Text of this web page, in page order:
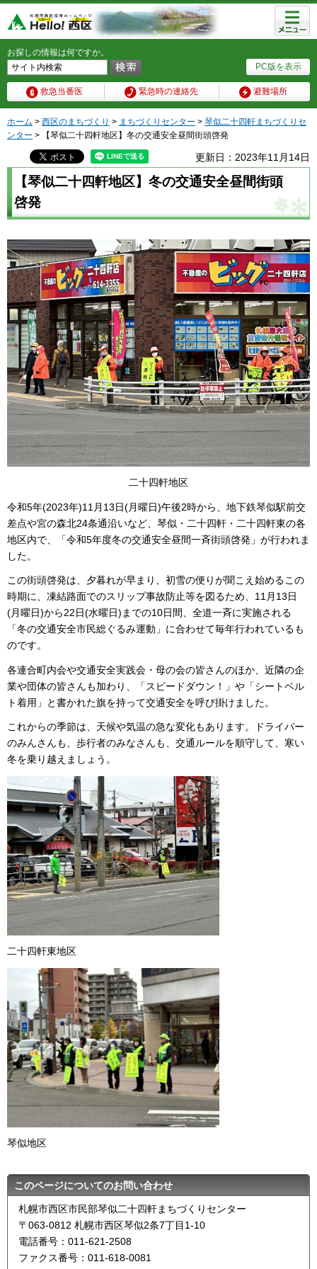
PC版を表示
お探しの情報は何ですか。
救急当番医 緊急時の連絡先 避難場所
メニュ
ー
ホーム > 西区のまちづくり > まちづくりセンター > 琴似二十四軒まちづくりセ
ンター > 【琴似二十四軒地区】冬の交通安全昼間街頭啓発
更新日：2023年11月14日
【琴似二十四軒地区】冬の交通安全昼間街頭
啓発
二十四軒地区
令和5年(2023年)11月13日(月曜日)午後2時から、地下鉄琴似駅前交
差点や宮の森北24条通沿いなど、琴似・二十四軒・二十四軒東の各
地区内で、「令和5年度冬の交通安全昼間一斉街頭啓発」が行われま
した。
この街頭啓発は、夕暮れが早まり、初雪の便りが聞こえ始めるこの
時期に、凍結路面でのスリップ事故防止等を図るため、11月13日
(月曜日)から22日(水曜日)までの10日間、全道一斉に実施される
「冬の交通安全市民総ぐるみ運動」に合わせて毎年行われているも
のです。
各連合町内会や交通安全実践会・母の会の皆さんのほか、近隣の企
業や団体の皆さんも加わり、「スピードダウン！」や「シートベル
ト着用」と書かれた旗を持って交通安全を呼び掛けました。
これからの季節は、天候や気温の急な変化もあります。ドライバー
のみんさんも、歩行者のみなさんも、交通ルールを順守して、寒い
冬を乗り越えましょう。
二十四軒東地区
琴似地区
このページについてのお問い合わせ
札幌市西区市民部琴似二十四軒まちづくりセンター
〒063-0812 札幌市西区琴似2条7丁目1-10
電話番号：011-621-2508
ファクス番号：011-618-0081